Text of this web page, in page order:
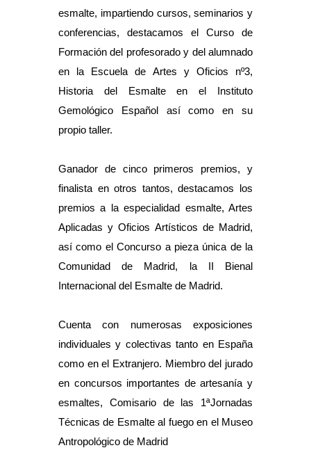
esmalte, impartiendo cursos, seminarios y
conferencias, destacamos el Curso de
Formación del profesorado y del alumnado
en la Escuela de Artes y Oficios nº3,
Historia del Esmalte en el Instituto
Gemológico Español así como en su
propio taller.
Ganador de cinco primeros premios, y
finalista en otros tantos, destacamos los
premios a la especialidad esmalte, Artes
Aplicadas y Oficios Artísticos de Madrid,
así como el Concurso a pieza única de la
Comunidad de Madrid, la II Bienal
Internacional del Esmalte de Madrid.
Cuenta con numerosas exposiciones
individuales y colectivas tanto en España
como en el Extranjero. Miembro del jurado
en concursos importantes de artesanía y
esmaltes, Comisario de las 1ªJornadas
Técnicas de Esmalte al fuego en el Museo
Antropológico de Madrid